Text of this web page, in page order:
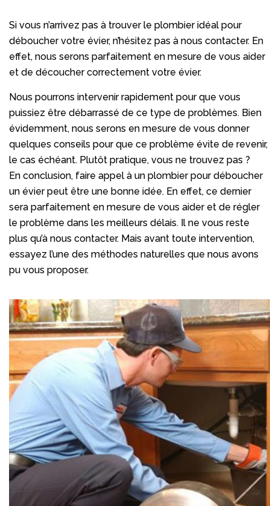
Si vous n’arrivez pas à trouver le plombier idéal pour
déboucher votre évier, n’hésitez pas à nous contacter. En
effet, nous serons parfaitement en mesure de vous aider
et de découcher correctement votre évier.
Nous pourrons intervenir rapidement pour que vous
puissiez être débarrassé de ce type de problèmes. Bien
évidemment, nous serons en mesure de vous donner
quelques conseils pour que ce problème évite de revenir,
le cas échéant. Plutôt pratique, vous ne trouvez pas ?
En conclusion, faire appel à un plombier pour déboucher
un évier peut être une bonne idée. En effet, ce dernier
sera parfaitement en mesure de vous aider et de régler
le problème dans les meilleurs délais. Il ne vous reste
plus qu’à nous contacter. Mais avant toute intervention,
essayez l’une des méthodes naturelles que nous avons
pu vous proposer.